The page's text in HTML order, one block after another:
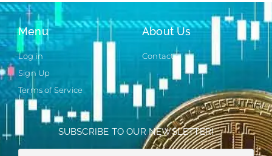
Menu
Log in
Sign Up
Terms of Service
About Us
Contact
SUBSCRIBE TO OUR NEWSLETTER!